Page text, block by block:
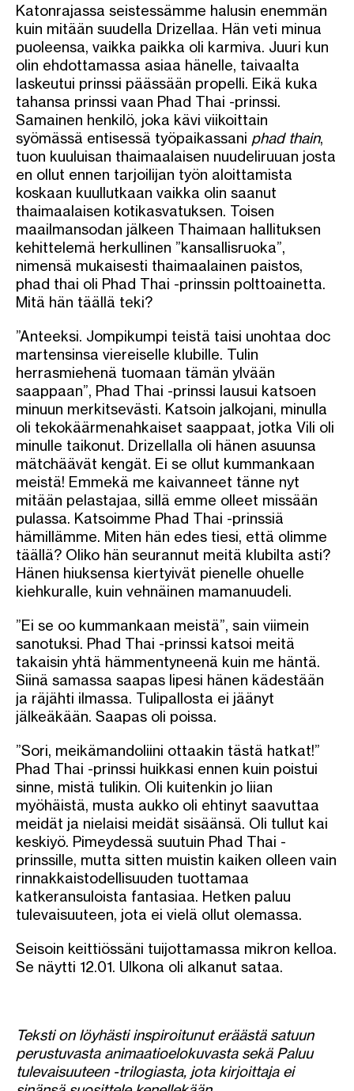
Katonrajassa seistessämme halusin enemmän
kuin mitään suudella Drizellaa. Hän veti minua
puoleensa, vaikka paikka oli karmiva. Juuri kun
olin ehdottamassa asiaa hänelle, taivaalta
laskeutui prinssi päässään propelli. Eikä kuka
tahansa prinssi vaan Phad Thai -prinssi.
Samainen henkilö, joka kävi viikoittain
syömässä entisessä työpaikassani phad thain,
tuon kuuluisan thaimaalaisen nuudeliruuan josta
en ollut ennen tarjoilijan työn aloittamista
koskaan kuullutkaan vaikka olin saanut
thaimaalaisen kotikasvatuksen. Toisen
maailmansodan jälkeen Thaimaan hallituksen
kehittelemä herkullinen ”kansallisruoka”,
nimensä mukaisesti thaimaalainen paistos,
phad thai oli Phad Thai -prinssin polttoainetta.
Mitä hän täällä teki?
”Anteeksi. Jompikumpi teistä taisi unohtaa doc
martensinsa viereiselle klubille. Tulin
herrasmiehenä tuomaan tämän ylvään
saappaan”, Phad Thai -prinssi lausui katsoen
minuun merkitsevästi. Katsoin jalkojani, minulla
oli tekokäärmenahkaiset saappaat, jotka Vili oli
minulle taikonut. Drizellalla oli hänen asuunsa
mätchäävät kengät. Ei se ollut kummankaan
meistä! Emmekä me kaivanneet tänne nyt
mitään pelastajaa, sillä emme olleet missään
pulassa. Katsoimme Phad Thai -prinssiä
hämillämme. Miten hän edes tiesi, että olimme
täällä? Oliko hän seurannut meitä klubilta asti?
Hänen hiuksensa kiertyivät pienelle ohuelle
kiehkuralle, kuin vehnäinen mamanuudeli.
”Ei se oo kummankaan meistä”, sain viimein
sanotuksi. Phad Thai -prinssi katsoi meitä
takaisin yhtä hämmentyneenä kuin me häntä.
Siinä samassa saapas lipesi hänen kädestään
ja räjähti ilmassa. Tulipallosta ei jäänyt
jälkeäkään. Saapas oli poissa.
”Sori, meikämandoliini ottaakin tästä hatkat!”
Phad Thai -prinssi huikkasi ennen kuin poistui
sinne, mistä tulikin. Oli kuitenkin jo liian
myöhäistä, musta aukko oli ehtinyt saavuttaa
meidät ja nielaisi meidät sisäänsä. Oli tullut kai
keskiyö. Pimeydessä suutuin Phad Thai -
prinssille, mutta sitten muistin kaiken olleen vain
rinnakkaistodellisuuden tuottamaa
katkeransuloista fantasiaa. Hetken paluu
tulevaisuuteen, jota ei vielä ollut olemassa.
Seisoin keittiössäni tuijottamassa mikron kelloa.
Se näytti 12.01. Ulkona oli alkanut sataa.
Teksti on löyhästi inspiroitunut eräästä satuun
perustuvasta animaatioelokuvasta sekä Paluu
tulevaisuuteen -trilogiasta, jota kirjoittaja ei